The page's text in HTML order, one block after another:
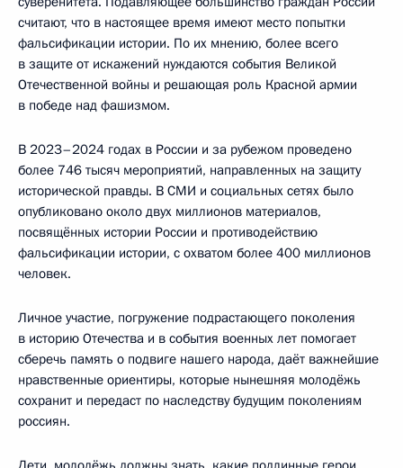
считают, что в настоящее время имеют место попытки
фальсификации истории. По их мнению, более всего
в защите от искажений нуждаются события Великой
Отечественной войны и решающая роль Красной армии
в победе над фашизмом.
В 2023–2024 годах в России и за рубежом проведено
более 746 тысяч мероприятий, направленных на защиту
исторической правды. В СМИ и социальных сетях было
опубликовано около двух миллионов материалов,
посвящённых истории России и противодействию
фальсификации истории, с охватом более 400 миллионов
человек.
Личное участие, погружение подрастающего поколения
в историю Отечества и в события военных лет помогает
сберечь память о подвиге нашего народа, даёт важнейшие
нравственные ориентиры, которые нынешняя молодёжь
сохранит и передаст по наследству будущим поколениям
россиян.